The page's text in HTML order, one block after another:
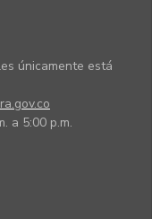
únicamente está
a 5:00 p.m.